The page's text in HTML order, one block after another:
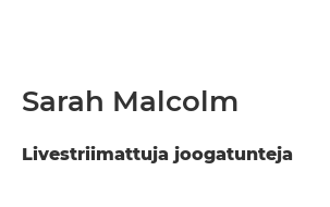
Sarah Malcolm
Livestriimattuja joogatunteja